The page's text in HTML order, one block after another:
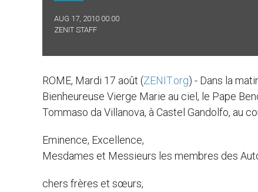
AUG 17, 2010 00:00
ZENIT STAFF
ROME, Mardi 17 août (ZENIT.org) - Dans la
Bienheureuse Vierge Marie au ciel, le Pape
Tommaso da Villanova, à Castel Gandolfo, au
Eminence, Excellence,
Mesdames et Messieurs les membres des
chers frères et sœurs,